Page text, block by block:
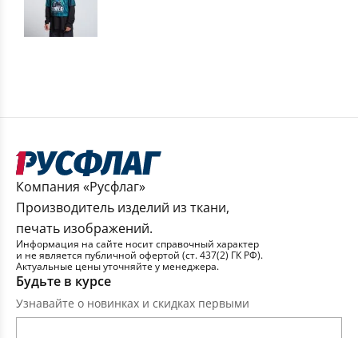
Компания «Русфлаг»
Производитель изделий из ткани,
печать изображений.
Информация на сайте носит справочный характер
и не является публичной офертой (ст. 437(2) ГК РФ).
Актуальные цены уточняйте у менеджера.
Будьте в курсе
Узнавайте о новинках и скидках первыми